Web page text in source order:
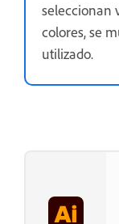
seleccionan
colores, se
utilizado.